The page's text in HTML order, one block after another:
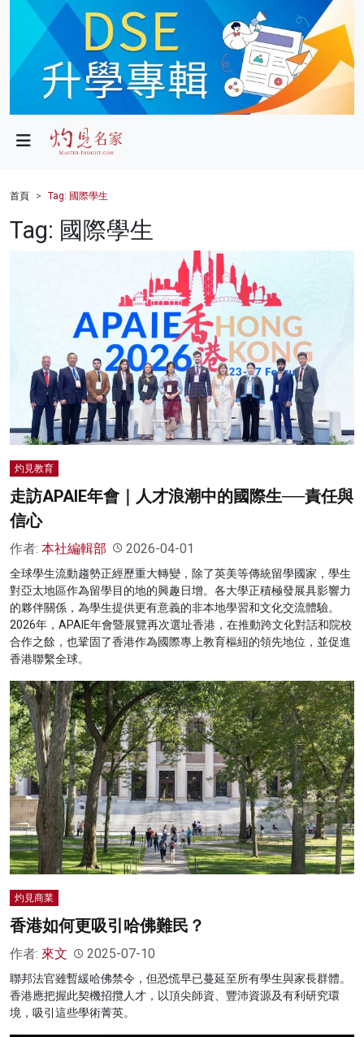
政局
財經
影片
名家榜
灼見活動
首頁 Tag: 國際學生
Tag: 國際學生
灼見教育
走訪APAIE年會｜人才浪潮中的國際生──責任與
信心
作者: 本社編輯部 2026-04-01
全球學生流動趨勢正經歷重大轉變，除了英美等傳統留學國家，學生
對亞太地區作為留學目的地的興趣日增。各大學正積極發展具影響力
的夥伴關係，為學生提供更有意義的非本地學習和文化交流體驗。
2026年，APAIE年會暨展覽再次選址香港，在推動跨文化對話和院校
合作之餘，也鞏固了香港作為國際專上教育樞紐的領先地位，並促進
香港聯繫全球。
灼見商業
香港如何更吸引哈佛難民？
作者: 來文 2025-07-10
聯邦法官雖暫緩哈佛禁令，但恐慌早已蔓延至所有學生與家長群體。
香港應把握此契機招攬人才，以頂尖師資、豐沛資源及有利研究環
境，吸引這些學術菁英。